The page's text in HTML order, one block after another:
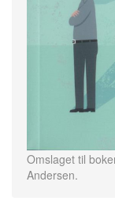
Omslaget til
Andersen.